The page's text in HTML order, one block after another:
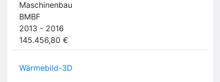
Maschinenbau
BMBF
2013 - 2016
145.456,80 €
Wärmebild-3D